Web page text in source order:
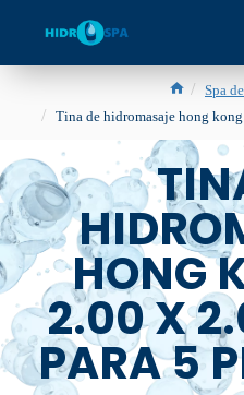
Spa
Tina de hidromasaje hong
HONG
2.00 X
PARA 5